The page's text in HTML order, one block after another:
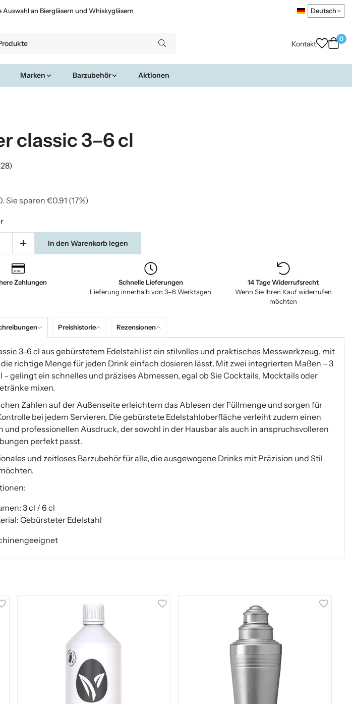
Auswahl an Biergläsern und Whiskygläsern
Kontakt
0
Marken Barzubehör Aktionen
classic 3–6 cl
. Sie sparen €0.91 (17%)
In den Warenkorb legen
Zahlungen
Schnelle Lieferungen
Lieferung innerhalb von 3–6 Werktagen
14 Tage Widerrufsrecht
Wenn Sie Ihren Kauf widerrufen
möchten
Preishistorie Rezensionen
3–6 cl aus gebürstetem Edelstahl ist ein stilvolles und praktisches Messwerkzeug, mit
richtige Menge für jeden Drink einfach dosieren lässt. Mit zwei integrierten Maßen – 3
– gelingt ein schnelles und präzises Abmessen, egal ob Sie Cocktails, Mocktails oder
mixen.
Zahlen auf der Außenseite erleichtern das Ablesen der Füllmenge und sorgen für
bei jedem Servieren. Die gebürstete Edelstahloberfläche verleiht zudem einen
und professionellen Ausdruck, der sowohl in der Hausbar als auch in anspruchsvolleren
perfekt passt.
und zeitloses Barzubehör für alle, die ausgewogene Drinks mit Präzision und Stil
3 cl / 6 cl
Gebürsteter Edelstahl